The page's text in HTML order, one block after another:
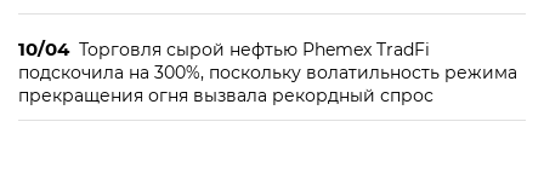
10/04 Торговля сырой нефтью Phemex TradFi
подскочила на 300%, поскольку волатильность режима
прекращения огня вызвала рекордный спрос